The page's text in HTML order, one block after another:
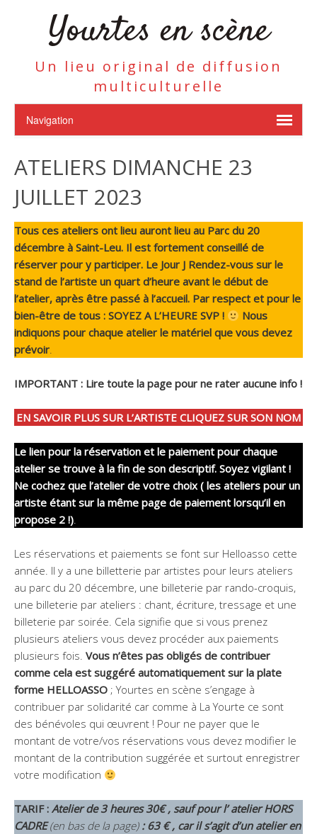
Yourtes en scène
Un lieu original de diffusion
multiculturelle
ATELIERS DIMANCHE 23
JUILLET 2023
Tous ces ateliers ont lieu auront lieu au Parc du 20
décembre à Saint-Leu. Il est fortement conseillé de
réserver pour y participer. Le Jour J Rendez-vous sur le
stand de l’artiste un quart d’heure avant le début de
l’atelier, après être passé à l’accueil. Par respect et pour le
bien-être de tous : SOYEZ A L’HEURE SVP !
Nous
indiquons pour chaque atelier le matériel que vous devez
prévoir.
IMPORTANT : Lire toute la page pour ne rater aucune info !
EN SAVOIR PLUS SUR L’ARTISTE CLIQUEZ SUR SON NOM
Le lien pour la réservation et le paiement pour chaque
atelier se trouve à la fin de son descriptif. Soyez vigilant !
Ne cochez que l’atelier de votre choix ( les ateliers pour un
artiste étant sur la même page de paiement lorsqu’il en
propose 2 !).
Les réservations et paiements se font sur Helloasso cette
année. Il y a une billetterie par artistes pour leurs ateliers
au parc du 20 décembre, une billeterie par rando-croquis,
une billeterie par ateliers : chant, écriture, tressage et une
billeterie par soirée. Cela signifie que si vous prenez
plusieurs ateliers vous devez procéder aux paiements
plusieurs fois. Vous n’êtes pas obligés de contribuer
comme cela est suggéré automatiquement sur la plate
forme HELLOASSO ; Yourtes en scène s’engage à
contribuer par solidarité car comme à La Yourte ce sont
des bénévoles qui œuvrent ! Pour ne payer que le
montant de votre/vos réservations vous devez modifier le
montant de la contribution suggérée et surtout enregistrer
votre modification
TARIF : Atelier de 3 heures 30€ , sauf pour l’ atelier HORS
CADRE(en bas de la page): 63 € , car il s’agit d’un atelier en